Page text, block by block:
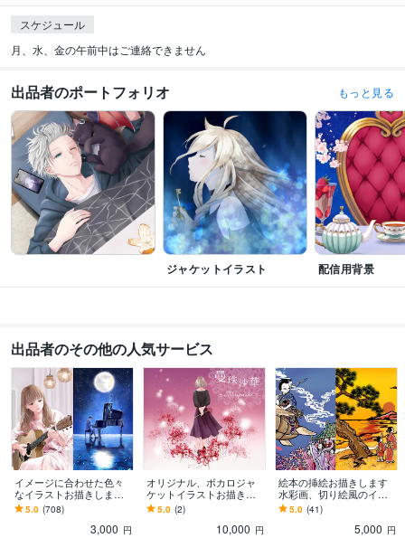
スケジュール
月、水、金の午前中はご連絡できません
出品者のポートフォリオ もっと見る
ジャケットイラスト 配信用背景
出品者のその他の人気サービス
イメージに合わせた色々
なイラストお描きします
商用利用OK☆チラシ・パ
ンフ等の挿絵に！
5.0 (708)
3,000 円
オリジナル、ボカロジャ
ケットイラストお描きし
ます インパクトのあるイ
ラストで楽曲のイメージ
5.0 (2)
10,000 円
絵本の挿絵お描きします
水彩画、切り絵風のイラ
ストであなたの絵本の世
界を表現します
5.0 (41)
5,000 円